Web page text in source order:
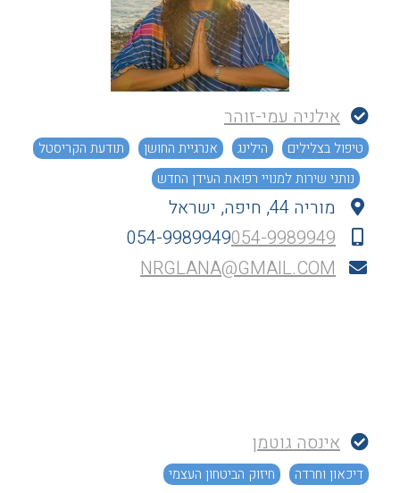
אילניה עמי-זוהר
טיפול בצלילים הילינג אנרגיית החושן
תודעת הקריסטל
נותני שירות למנויי רפואת העידן החדש
מוריה 44, חיפה, ישראל
054-9989949054-9989949
NRGLANA@GMAIL.COM
אינסה גוטמן
דיכאון וחרדה
חיזוק הביטחון העצמי